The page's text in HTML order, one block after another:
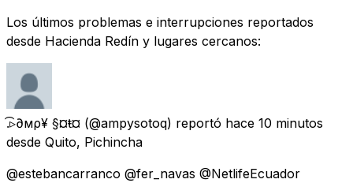
Los últimos problemas e interrupciones reportados
desde Hacienda Redín y lugares cercanos:
.͡▹​∂мρ¥ §¤ŧ¤ (@ampysotoq) reportó hace 10 minutos
desde Quito, Pichincha
@estebancarranco @fer_navas @NetlifeEcuador